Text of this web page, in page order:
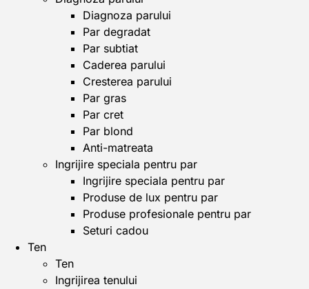
Diagnoza parului
Par degradat
Par subtiat
Caderea parului
Cresterea parului
Par gras
Par cret
Par blond
Anti-matreata
Ingrijire speciala pentru par
Ingrijire speciala pentru par
Produse de lux pentru par
Produse profesionale pentru par
Seturi cadou
Ten
Ten
Ingrijirea tenului